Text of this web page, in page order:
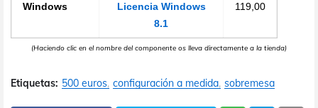
Windows
Licencia Windows
8.1
119,00
(Haciendo clic en el nombre del componente os lleva directamente a la tienda)
Etiquetas: 500 euros configuración a medida sobremesa